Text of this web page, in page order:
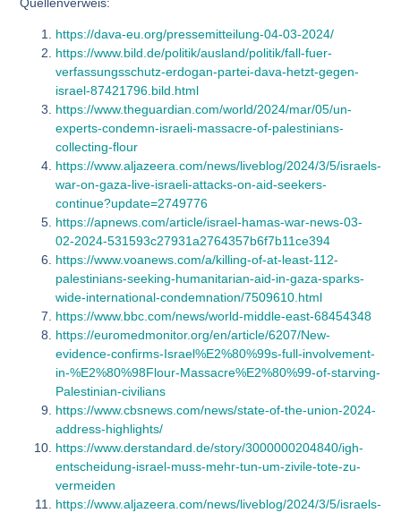
https://dava-eu.org/pressemitteilung-04-03-2024/
https://www.bild.de/politik/ausland/politik/fall-fuer-
verfassungsschutz-erdogan-partei-dava-hetzt-gegen-
israel-87421796.bild.html
https://www.theguardian.com/world/2024/mar/05/un-
experts-condemn-israeli-massacre-of-palestinians-
collecting-flour
https://www.aljazeera.com/news/liveblog/2024/3/5/israels-
war-on-gaza-live-israeli-attacks-on-aid-seekers-
continue?update=2749776
https://apnews.com/article/israel-hamas-war-news-03-
02-2024-531593c27931a2764357b6f7b11ce394
https://www.voanews.com/a/killing-of-at-least-112-
palestinians-seeking-humanitarian-aid-in-gaza-sparks-
wide-international-condemnation/7509610.html
https://www.bbc.com/news/world-middle-east-68454348
https://euromedmonitor.org/en/article/6207/New-
evidence-confirms-Israel%E2%80%99s-full-involvement-
in-%E2%80%98Flour-Massacre%E2%80%99-of-starving-
Palestinian-civilians
https://www.cbsnews.com/news/state-of-the-union-2024-
address-highlights/
https://www.derstandard.de/story/3000000204840/igh-
entscheidung-israel-muss-mehr-tun-um-zivile-tote-zu-
vermeiden
https://www.aljazeera.com/news/liveblog/2024/3/5/israels-